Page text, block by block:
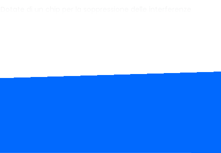
è la scelta preferita da elettrauti,